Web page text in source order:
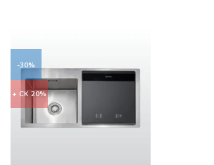
-30%
+ CK 20%